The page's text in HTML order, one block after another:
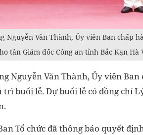
Nguyễn Văn Thành, Ủy viên Ban chấp
tân Giám đốc Công an tỉnh Bắc Kạn Hà
Nguyễn Văn Thành, Ủy viên
trì buổi lễ. Dự buổi lễ có đồng chí
Tổ chức đã thông báo quyết